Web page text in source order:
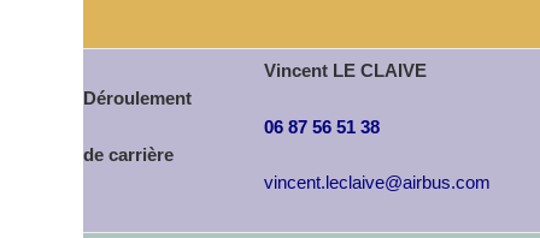
Déroulement
de carrière
Vincent LE CLAIVE
06 87 56 51 38
vincent.leclaive@airbus.com